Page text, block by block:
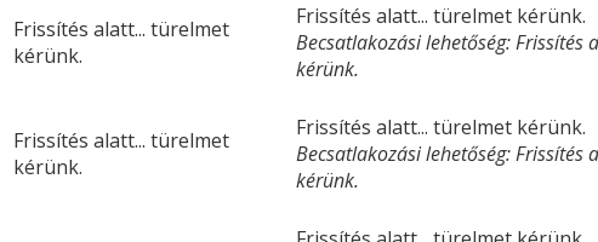
Frissítés alatt... türelmet
kérünk.
Frissítés alatt... türelmet kérünk.
Becsatlakozási lehetőség: Frissítés
kérünk.
Frissítés alatt... türelmet
kérünk.
Frissítés alatt... türelmet kérünk.
Becsatlakozási lehetőség: Frissítés
kérünk.